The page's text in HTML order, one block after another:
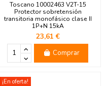
Toscano 10002463 V2T-15
Protector sobretensión
transitoria monofásico clase II
1P+N 15kA
23,61 €
Comprar
¡En oferta!